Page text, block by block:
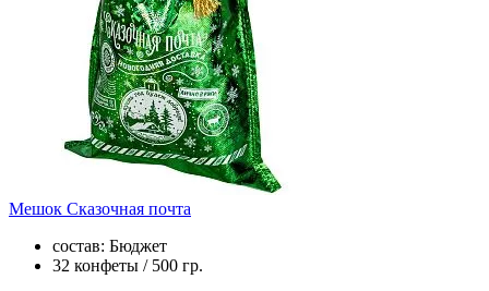
Мешок Сказочная почта
состав: Бюджет
32 конфеты / 500 гр.